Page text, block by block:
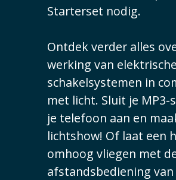
Starterset nodig.
Ontdek verder alles
werking van elektrische
schakelsystemen in
met licht. Sluit je MP3-
je telefoon aan en
lichtshow! Of laat een
omhoog vliegen met
afstandsbediening van